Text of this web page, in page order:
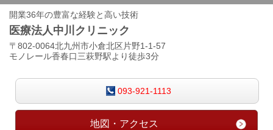
開業36年の豊富な経験と高い技術
医療法人中川クリニック
〒802-0064北九州市小倉北区片野1-1-57
モノレール香春口三萩野駅より徒歩3分
093-921-1113
地図・アクセス